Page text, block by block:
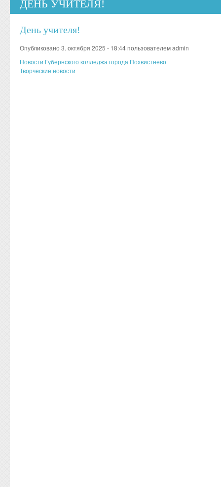
ДЕНЬ УЧИТЕЛЯ!
День учителя!
Опубликовано 3. октября 2025 - 18:44 пользователемadmin
Новости Губернского колледжа города Похвистнево
Творческие новости